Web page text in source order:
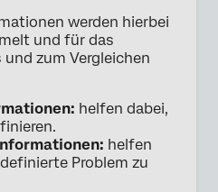
werden hierbei
und für das
und zum Vergleichen
helfen dabei,
helfen
Problem zu